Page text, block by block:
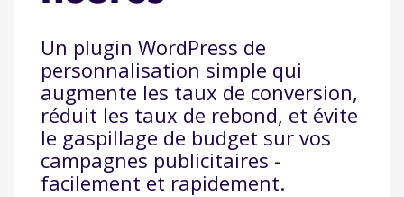
Un plugin WordPress de
personnalisation simple qui
augmente les taux de conversion,
réduit les taux de rebond, et évite
le gaspillage de budget sur vos
campagnes publicitaires -
facilement et rapidement.